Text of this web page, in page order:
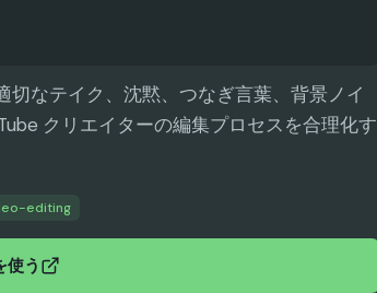
なテイク、沈黙、つなぎ言葉、背景ノイ
クリエイターの編集プロセスを合理化す
editing
使う